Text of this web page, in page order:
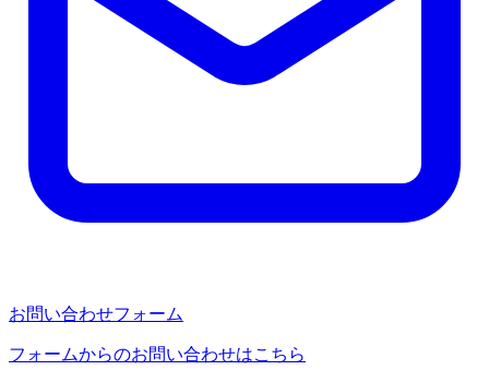
お問い合わせフォーム
フォームからのお問い合わせはこちら